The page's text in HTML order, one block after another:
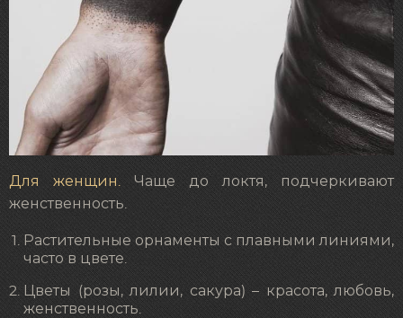
Для женщин. Чаще до локтя, подчеркивают
женственность.
Растительные орнаменты с плавными линиями,
часто в цвете.
Цветы (розы, лилии, сакура) – красота, любовь,
женственность.